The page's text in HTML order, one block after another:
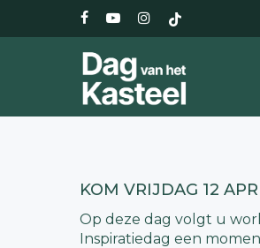
facebookyoutubeinstagram
tiktok
KOM VRIJDAG 12
Op deze dag volgt u
Inspiratiedag een